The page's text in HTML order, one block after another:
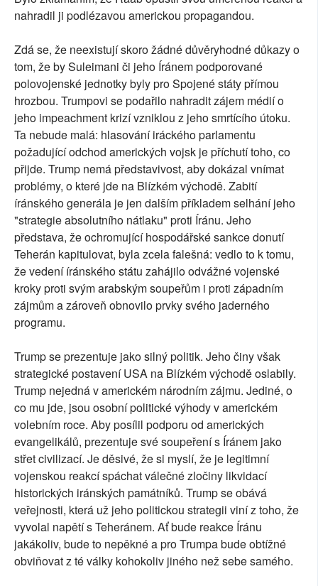
nahradil ji podlézavou americkou propagandou.
Zdá se, že neexistují skoro žádné důvěryhodné důkazy o
tom, že by Suleimani či jeho Íránem podporované
polovojenské jednotky byly pro Spojené státy přímou
hrozbou. Trumpovi se podařilo nahradit zájem médií o
jeho impeachment krizí vzniklou z jeho smrtícího útoku.
Ta nebude malá: hlasování iráckého parlamentu
požadující odchod amerických vojsk je příchutí toho, co
přijde. Trump nemá představivost, aby dokázal vnímat
problémy, o které jde na Blízkém východě. Zabití
íránského generála je jen dalším příkladem selhání jeho
"strategie absolutního nátlaku" proti Íránu. Jeho
představa, že ochromující hospodářské sankce donutí
Teherán kapitulovat, byla zcela falešná: vedlo to k tomu,
že vedení íránského státu zahájilo odvážné vojenské
kroky proti svým arabským soupeřům i proti západním
zájmům a zároveň obnovilo prvky svého jaderného
programu.
Trump se prezentuje jako silný politik. Jeho činy však
strategické postavení USA na Blízkém východě oslabily.
Trump nejedná v americkém národním zájmu. Jediné, o
co mu jde, jsou osobní politické výhody v americkém
volebním roce. Aby posílil podporu od amerických
evangelikálů, prezentuje své soupeření s Íránem jako
střet civilizací. Je děsivé, že si myslí, že je legitimní
vojenskou reakcí spáchat válečné zločiny likvidací
historických iránských památníků. Trump se obává
veřejnosti, která už jeho politickou strategii viní z toho, že
vyvolal napětí s Teheránem. Ať bude reakce Íránu
jakákoliv, bude to nepěkné a pro Trumpa bude obtížné
obviňovat z té války kohokoliv jiného než sebe samého.